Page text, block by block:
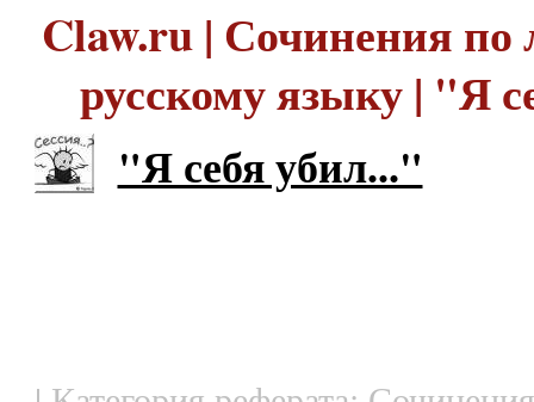
Claw.ru | Сочинения по
русскому языку | "Я
"Я себя убил..."